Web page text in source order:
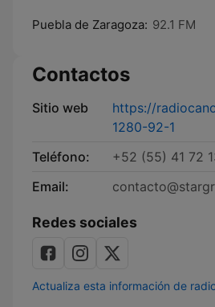
Puebla de Zaragoza: 92.1 FM
Contactos
Sitio web
https://
1280-92-1
Teléfono:
+52 (55) 41 72
Email:
Redes sociales
Actualiza esta información de